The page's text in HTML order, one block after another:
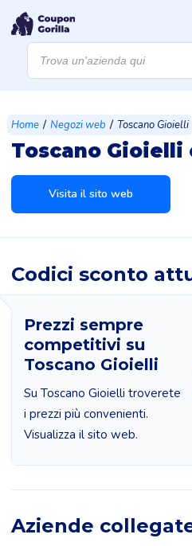
Products
search
Home / Negozi web / Toscano Gioielli
Toscano
Visita il sito web
Codici sconto
Prezzi sempre
competitivi su
Toscano Gioielli
Su Toscano Gioielli troverete
i prezzi più convenienti.
Visualizza il sito web.
Aziende